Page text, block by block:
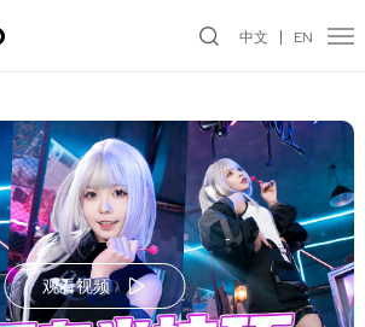
中文 EN
观看视频